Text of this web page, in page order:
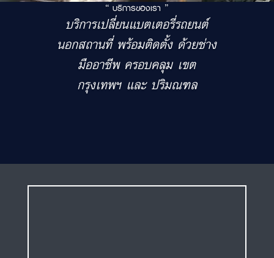
“ บริการของเรา ”
บริการเปลี่ยนแบตเตอรี่รถยนต์
นอกสถานที่ พร้อมติดตั้ง ด้วยช่าง
มืออาชีพ ครอบคลุม เขต
กรุงเทพฯ และ ปริมณฑล